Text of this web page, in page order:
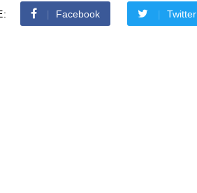
Facebook Twitter